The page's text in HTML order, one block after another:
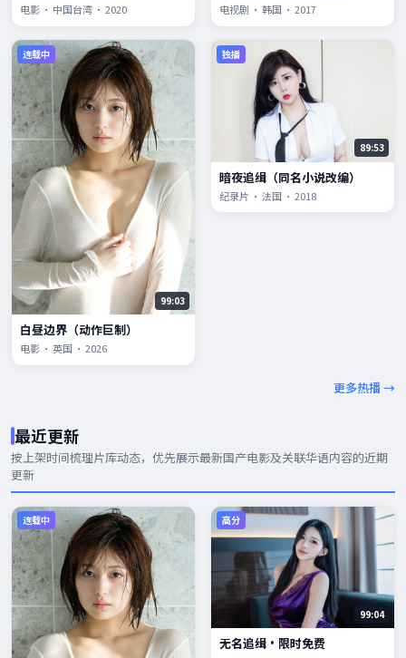
电影 · 中国台湾 · 2020 电视剧 · 韩国 · 2017
连载中
99:03
白昼边界（动作巨制）
电影 · 英国 · 2026
独播
89:53
暗夜追缉（同名小说改编）
纪录片 · 法国 · 2018
更多热播 →
最近更新
按上架时间梳理片库动态，优先展示最新国产电影及关联华语内容的近期
更新
连载中 高分
99:04
无名追缉·限时免费